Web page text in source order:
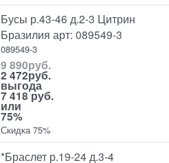
Бусы р.43-46 д.2-3 Цитрин
Бразилия арт: 089549-3
089549-3
9 890руб.
2 472руб.
выгода
7 418 руб.
или
75%
Скидка 75%
*Браслет р.19-24 д.3-4